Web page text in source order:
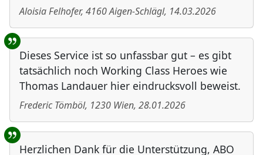
Aloisia Felhofer, 4160Aigen-Schlägl, 14.03.2026
Dieses Service ist so unfassbar gut – es gibt
tatsächlich noch Working Class Heroes wie
Thomas Landauer hier eindrucksvoll beweist.
Frederic Tömböl, 1230 Wien, 28.01.2026
Herzlichen Dank für die Unterstützung, ABO